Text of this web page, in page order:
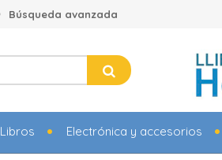
Búsqueda avanzada
Libros Electrónica y accesorios